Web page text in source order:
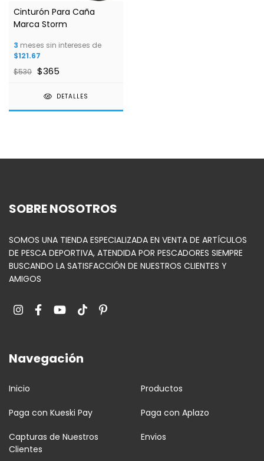
Cinturón Para Caña
Marca Storm
3 meses sin intereses de
$121.67
$530 $365
DETALLES
SOBRE NOSOTROS
SOMOS UNA TIENDA ESPECIALIZADA EN VENTA DE ARTÍCULOS
DE PESCA DEPORTIVA, ATENDIDA POR PESCADORES SIEMPRE
BUSCANDO LA SATISFACCIÓN DE NUESTROS CLIENTES Y
AMIGOS
Navegación
Inicio Productos
Paga con Kueski Pay Paga con Aplazo
Capturas de Nuestros
Clientes
Envios